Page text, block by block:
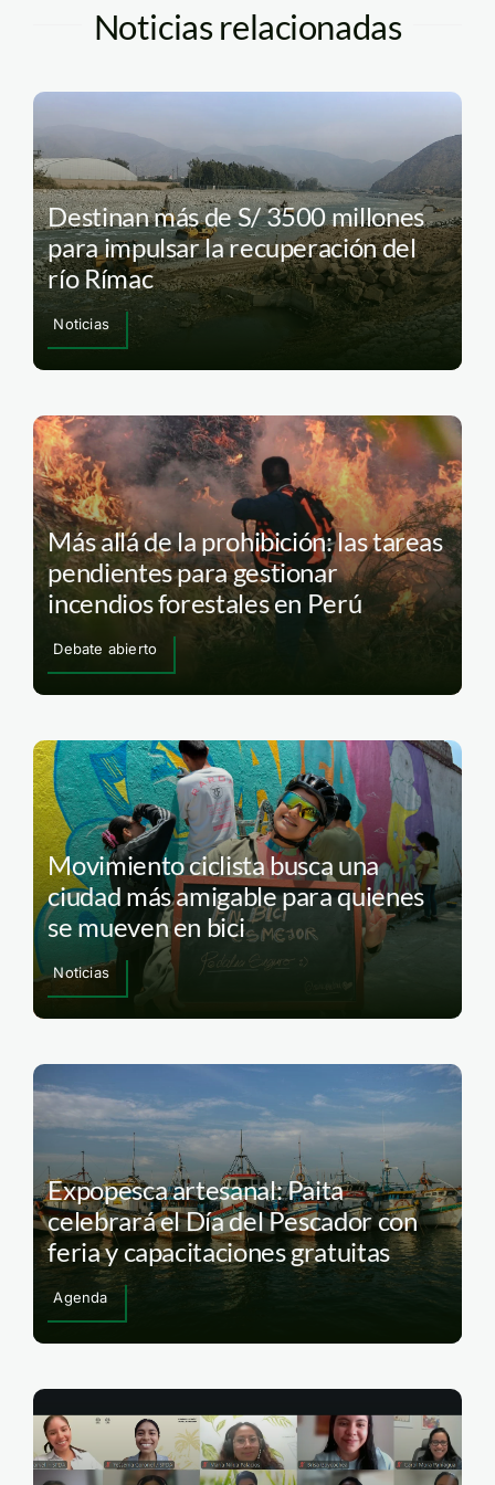
Noticias relacionadas
Destinan más de S/ 3500 millones
para impulsar la recuperación del
río Rímac
Noticias
Más allá de la prohibición: las tareas
pendientes para gestionar
incendios forestales en Perú
Debate abierto
Movimiento ciclista busca una
ciudad más amigable para quienes
se mueven en bici
Noticias
Expopesca artesanal: Paita
celebrará el Día del Pescador con
feria y capacitaciones gratuitas
Agenda